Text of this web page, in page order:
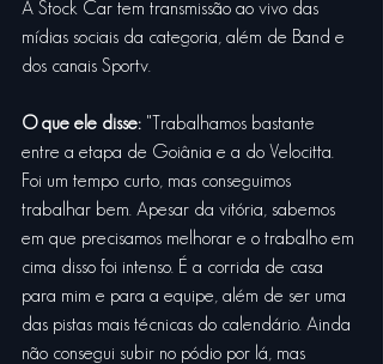
A Stock Car tem transmissão ao vivo das
mídias sociais da categoria, além de Band e
dos canais Sportv.
O que ele disse: "Trabalhamos bastante
entre a etapa de Goiânia e a do Velocitta.
Foi um tempo curto, mas conseguimos
trabalhar bem. Apesar da vitória, sabemos
em que precisamos melhorar e o trabalho em
cima disso foi intenso. É a corrida de casa
para mim e para a equipe, além de ser uma
das pistas mais técnicas do calendário. Ainda
não consegui subir no pódio por lá, mas